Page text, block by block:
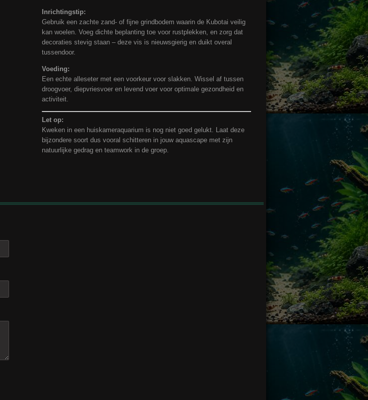
Inrichtingstip:
Gebruik een zachte zand- of fijne grindbodem waarin de Kubotai veilig
kan woelen. Voeg dichte beplanting toe voor rustplekken, en zorg dat
decoraties stevig staan – deze vis is nieuwsgierig en duikt overal
tussendoor.
Voeding:
Een echte alleseter met een voorkeur voor slakken. Wissel af tussen
droogvoer, diepvriesvoer en levend voer voor optimale gezondheid en
activiteit.
Let op:
Kweken in een huiskameraquarium is nog niet goed gelukt. Laat deze
bijzondere soort dus vooral schitteren in jouw aquascape met zijn
natuurlijke gedrag en teamwork in de groep.